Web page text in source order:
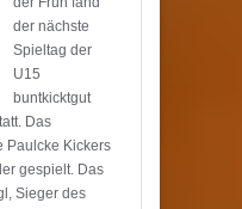
der nächste
Spieltag der
U15
buntkicktgut
Das
Paulcke Kickers
gespielt. Das
Sieger des